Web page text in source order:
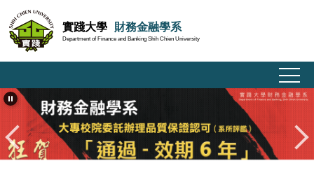
到
主
要
容
區
實踐大學 財務金融學系
Department of Finance and Banking Shih Chien University